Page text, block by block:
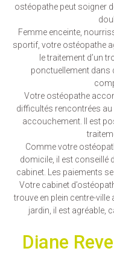
ostéopathe peut soigner
Femme enceinte,
sportif, votre ostéopathe
le traitement d’un
ponctuellement dans
Votre ostéopathe
difficultés rencontrées
accouchement. Il est
Comme votre
domicile, il est conseillé
cabinet. Les paiements
Votre cabinet
trouve en plein centre-ville
jardin, il est agréable,
Diane